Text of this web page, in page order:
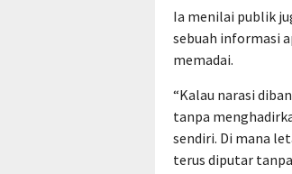
Ia menilai publik
sebuah informasi
memadai.
“Kalau narasi
tanpa
sendiri. Di mana
terus diputar tanpa